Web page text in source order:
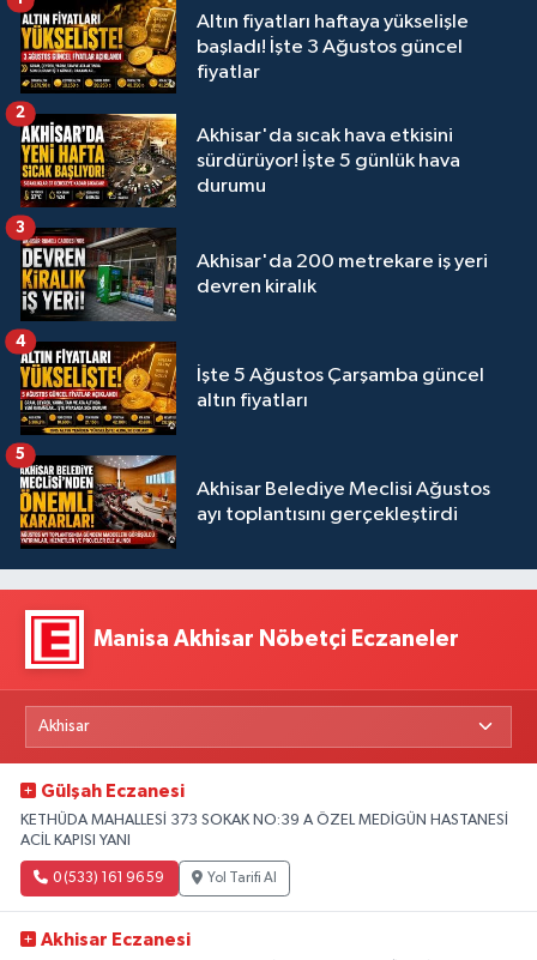
Altın fiyatları haftaya yükselişle
başladı! İşte 3 Ağustos güncel
fiyatlar
Akhisar'da sıcak hava etkisini
sürdürüyor! İşte 5 günlük hava
durumu
2
Akhisar'da 200 metrekare iş yeri
devren kiralık
3
İşte 5 Ağustos Çarşamba güncel
altın fiyatları
4
Akhisar Belediye Meclisi Ağustos
ayı toplantısını gerçekleştirdi
5
Manisa Akhisar Nöbetçi Eczaneler
Gülşah Eczanesi
KETHÜDA MAHALLESİ 373 SOKAK NO:39 A ÖZEL MEDİGÜN HASTANESİ
ACİL KAPISI YANI
0 (533) 161 96 59 Yol Tarifi Al
Akhisar Eczanesi